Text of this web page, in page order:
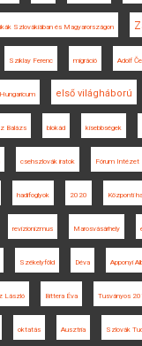
Szlovákiában és Magyarországon
Sziklay Ferenc migráció Adolf
első világháború
Balázs blokád kisebbségek
csehszlovák iratok Fórum Intézet
hadifoglyok 2020 Központi
revizionizmus Marosvásárhely
Székelyföld Déva Apponyi
László Bittera Éva Tusványos
oktatás Ausztria Szlovák